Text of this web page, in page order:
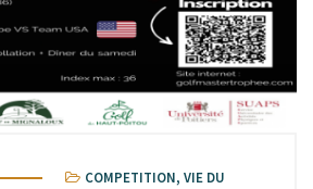
COMPETITION,VIE DU